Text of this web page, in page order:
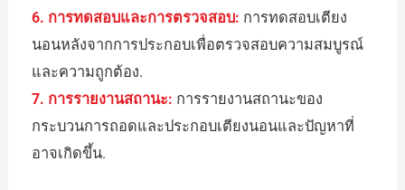
6. การทดสอบและการตรวจสอบ: การทดสอบเตียง
นอนหลังจากการประกอบเพื่อตรวจสอบความสมบูรณ์
และความถูกต้อง.
7. การรายงานสถานะ: การรายงานสถานะของ
กระบวนการถอดและประกอบเตียงนอนและปัญหาที่
อาจเกิดขึ้น.